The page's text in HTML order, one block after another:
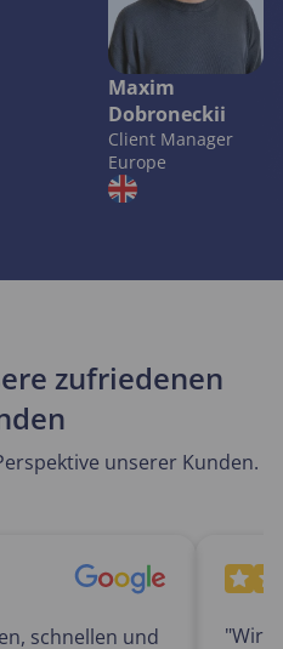
Maxim
Dobroneckii
Client Manager
Europe
zufriedenen
unserer Kunden.
schnellen und
"Wir